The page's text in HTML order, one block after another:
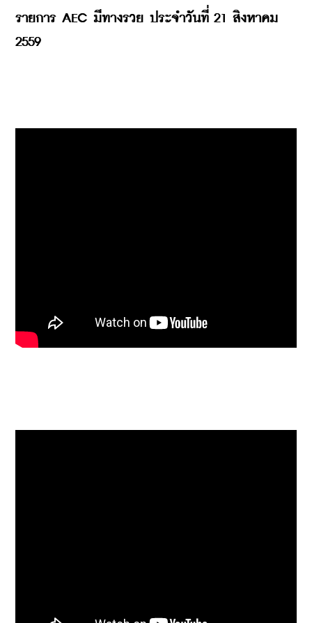
รายการ AEC มีทางรวย ประจำวันที่ 21 สิงหาคม
2559